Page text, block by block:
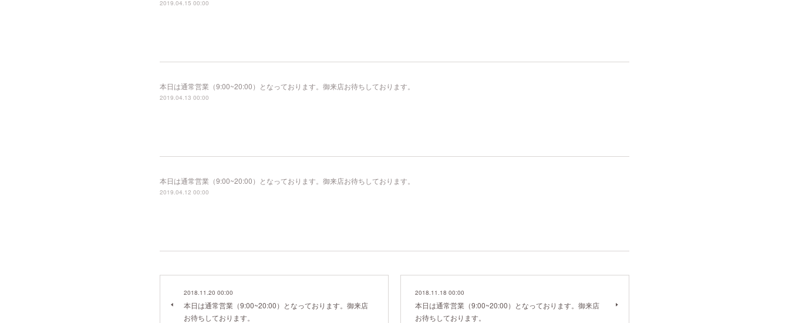
2019.04.15 00:00
本日は通常営業（9:00~20:00）となっております。御来店お待ちしております。
2019.04.13 00:00
本日は通常営業（9:00~20:00）となっております。御来店お待ちしております。
2019.04.12 00:00
2018.11.20 00:00
本日は通常営業（9:00~20:00）となっております。御来店
お待ちしております。
2018.11.18 00:00
本日は通常営業（9:00~20:00）となっております。御来店
お待ちしております。